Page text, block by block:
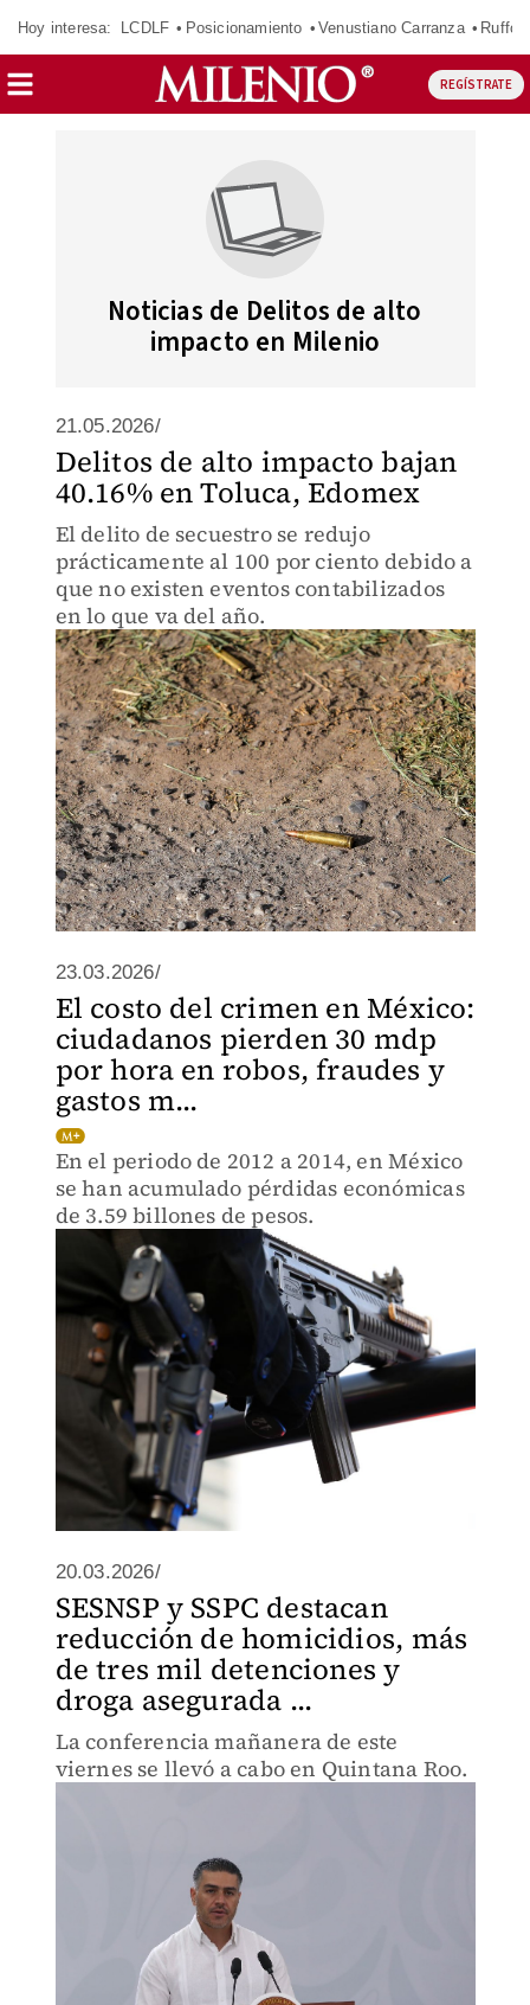
Hoy interesa: LCDLF Posicionamiento Venustiano Carranza Ruffo
REGÍSTRATE
Noticias de Delitos de alto
impacto en Milenio
21.05.2026/
Delitos de alto impacto bajan
40.16% en Toluca, Edomex
El delito de secuestro se redujo
prácticamente al 100 por ciento debido a
que no existen eventos contabilizados
en lo que va del año.
23.03.2026/
El costo del crimen en México:
ciudadanos pierden 30 mdp
por hora en robos, fraudes y
gastos m...
En el periodo de 2012 a 2014, en México
se han acumulado pérdidas económicas
de 3.59 billones de pesos.
20.03.2026/
SESNSP y SSPC destacan
reducción de homicidios, más
de tres mil detenciones y
droga asegurada ...
La conferencia mañanera de este
viernes se llevó a cabo en Quintana Roo.